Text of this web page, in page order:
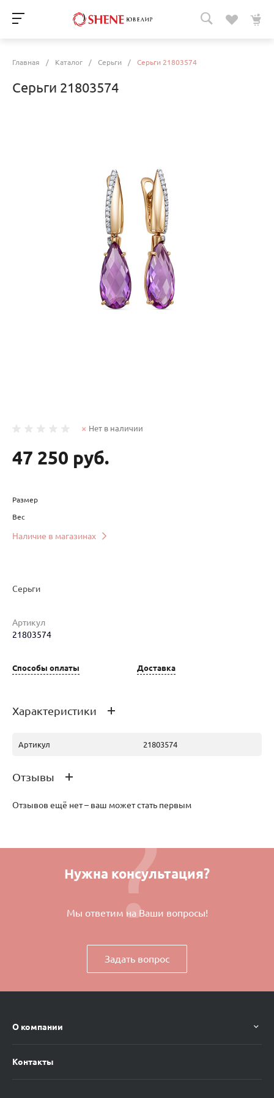
Главная / Каталог / Серьги / Серьги 21803574
Серьги 21803574
Нет в наличии
47 250 руб.
Размер
Вес
Наличие в магазинах
Серьги (29403431)
Серьги
Артикул
21803574
Способы оплаты Доставка
Характеристики
Артикул 21803574
Отзывы
Отзывов ещё нет – ваш может стать первым
Нужна консультация?
Мы ответим на Ваши вопросы!
Задать вопрос
О компании
Контакты